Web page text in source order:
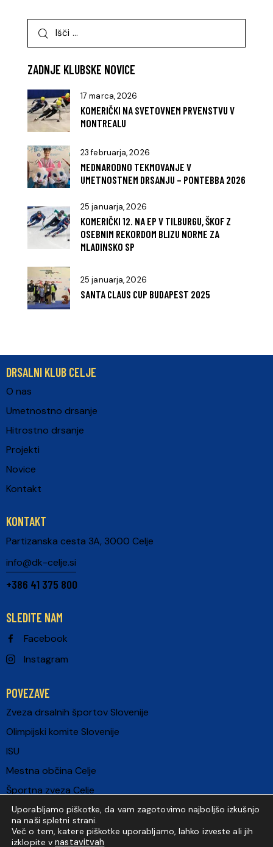
ZADNJE KLUBSKE NOVICE
17 marca, 2026
KOMERIČKI NA SVETOVNEM PRVENSTVU V
MONTREALU
23 februarja, 2026
MEDNARODNO TEKMOVANJE V
UMETNOSTNEM DRSANJU – PONTEBBA 2026
25 januarja, 2026
KOMERIČKI 12. NA EP V TILBURGU, ŠKOF Z
OSEBNIM REKORDOM BLIZU NORME ZA
MLADINSKO SP
25 januarja, 2026
SANTA CLAUS CUP BUDAPEST 2025
DRSALNI KLUB CELJE
O nas
Umetnostno drsanje
Hitrostno drsanje
Projekti
Novice
Kontakt
KONTAKT
Partizanska cesta 3A, 3000 Celje
info@dk-celje.si
+386 41 375 800
SLEDITE NAM
Facebook
Instagram
POVEZAVE
Zveza drsalnih športov Slovenije
Olimpijski komite Slovenije
ISU
Mestna občina Celje
Športna zveza Celje
European Criterium
Uporabljamo piškotke, da vam zagotovimo najboljšo izkušnjo
na naši spletni strani.
Več o tem, katere piškotke uporabljamo, lahko izveste ali jih
izklopite v nastavitvah